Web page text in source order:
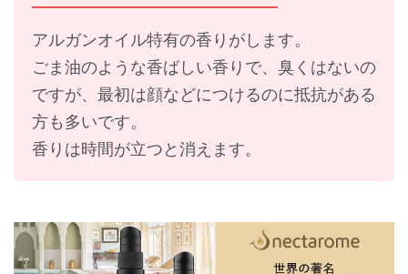
アルガンオイル特有の香りがします。
ごま油のような香ばしい香りで、臭くはないの
ですが、最初は顔などにつけるのに抵抗がある
方も多いです。
香りは時間が立つと消えます。